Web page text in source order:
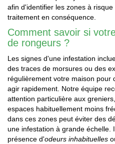
afin d'identifier les zones à
traitement en conséquence.
Comment savoir si
de rongeurs ?
Les signes d'une infestation
des traces de morsures ou des
régulièrement votre maison pour
agir rapidement. Notre équipe
attention particulière aux
espaces habituellement moins
dans ces zones peut éviter des
une infestation à grande échelle.
présence d'odeurs inhabituelles